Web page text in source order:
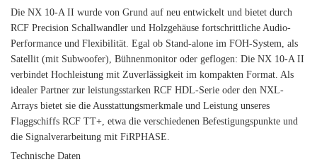
Die NX 10-A II wurde von Grund auf neu entwickelt und bietet durch
RCF Precision Schallwandler und Holzgehäuse fortschrittliche Audio-
Performance und Flexibilität. Egal ob Stand-alone im FOH-System, als
Satellit (mit Subwoofer), Bühnenmonitor oder geflogen: Die NX 10-A II
verbindet Hochleistung mit Zuverlässigkeit im kompakten Format. Als
idealer Partner zur leistungsstarken RCF HDL-Serie oder den NXL-
Arrays bietet sie die Ausstattungsmerkmale und Leistung unseres
Flaggschiffs RCF TT+, etwa die verschiedenen Befestigungspunkte und
die Signalverarbeitung mit FiRPHASE.
Technische Daten